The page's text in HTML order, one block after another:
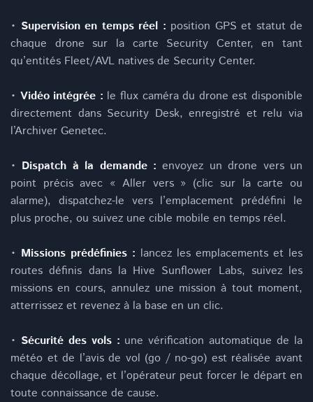
• Supervision en temps réel : position GPS et statut de
chaque drone sur la carte Security Center, en tant
qu’entités Fleet/AVL natives de Security Center.
• Vidéo intégrée : le flux caméra du drone est disponible
directement dans Security Desk, enregistré et relu via
l’Archiver Genetec.
• Dispatch à la demande : envoyez un drone vers un
point précis avec « Aller vers » (clic sur la carte ou
alarme), dispatchez-le vers l’emplacement prédéfini le
plus proche, ou suivez une cible mobile en temps réel.
• Missions prédéfinies : lancez les emplacements et les
routes définis dans la Hive Sunflower Labs, suivez les
missions en cours, annulez une mission à tout moment,
atterrissez et revenez à la base en un clic.
• Sécurité des vols : une vérification automatique de la
météo et de l’avis de vol (go / no-go) est réalisée avant
chaque décollage, et l’opérateur peut forcer le départ en
toute connaissance de cause.